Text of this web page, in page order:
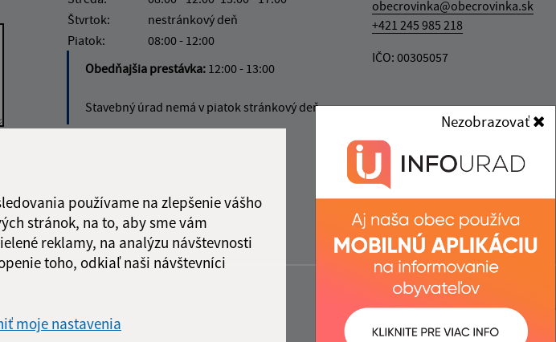
používame na zlepšenie vášho
stránok, na to, aby sme vám
reklamy, na analýzu návštevnosti
toho, odkiaľ naši návštevníci
moje nastavenia
Nezobrazovať
Štvrtok:
nestránkový deň
Piatok:
08:00 - 12:00
Obedňajšia prestávka: 12:00 - 13:00
Stavebný úrad nemá v piatok stránkový deň.
obecrovinka@obecrovinka.sk
+421 245 985 218
IČO: 00305057